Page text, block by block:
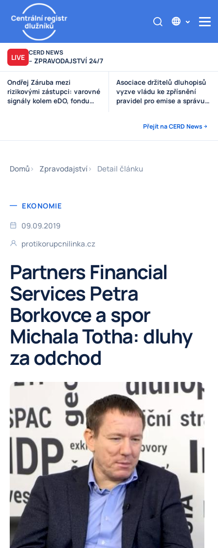
LIVE CERD NEWS
– ZPRAVODAJSTVÍ 24/7
Asociace držitelů dluhopisů
vyzve vládu ke zpřísnění
pravidel pro emise a správu
Výzva poškozeným věřitelům
Štěpánek Auto
Přejít na CERD News
Domů Zpravodajství Detail článku
EKONOMIE
09.09.2019
protikorupcnilinka.cz
Partners Financial
Services Petra
Borkovce a spor
Michala Totha: dluhy
za odchod